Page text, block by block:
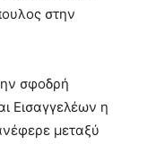
στην
σφοδρή
Εισαγγελέων η
μεταξύ